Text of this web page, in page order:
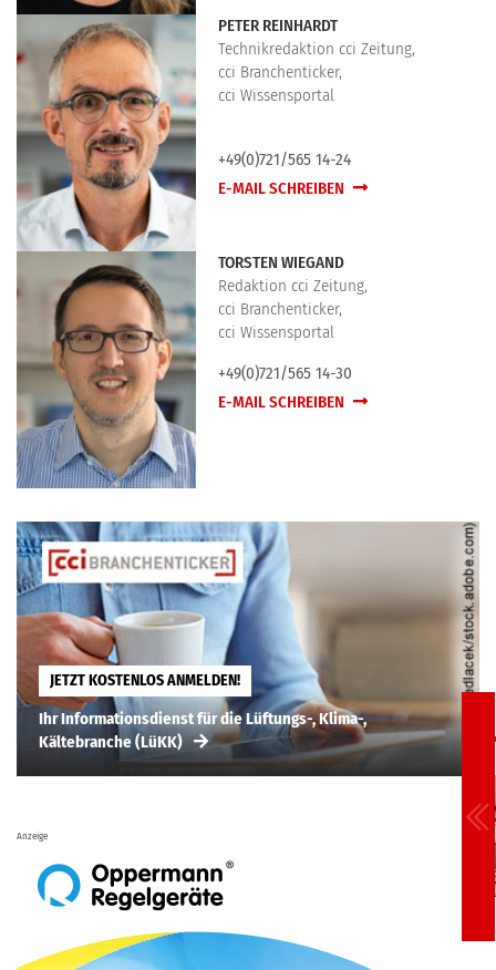
PETER REINHARDT
Technikredaktion cci Zeitung,
cci Branchenticker,
cci Wissensportal
+49(0)721/565 14-24
E-MAIL SCHREIBEN
TORSTEN WIEGAND
Redaktion cci Zeitung,
cci Branchenticker,
cci Wissensportal
+49(0)721/565 14-30
E-MAIL SCHREIBEN
JETZT KOSTENLOS ANMELDEN!
Ihr Informationsdienst für die Lüftungs-, Klima-,
Kältebranche (LüKK)
Anzeige